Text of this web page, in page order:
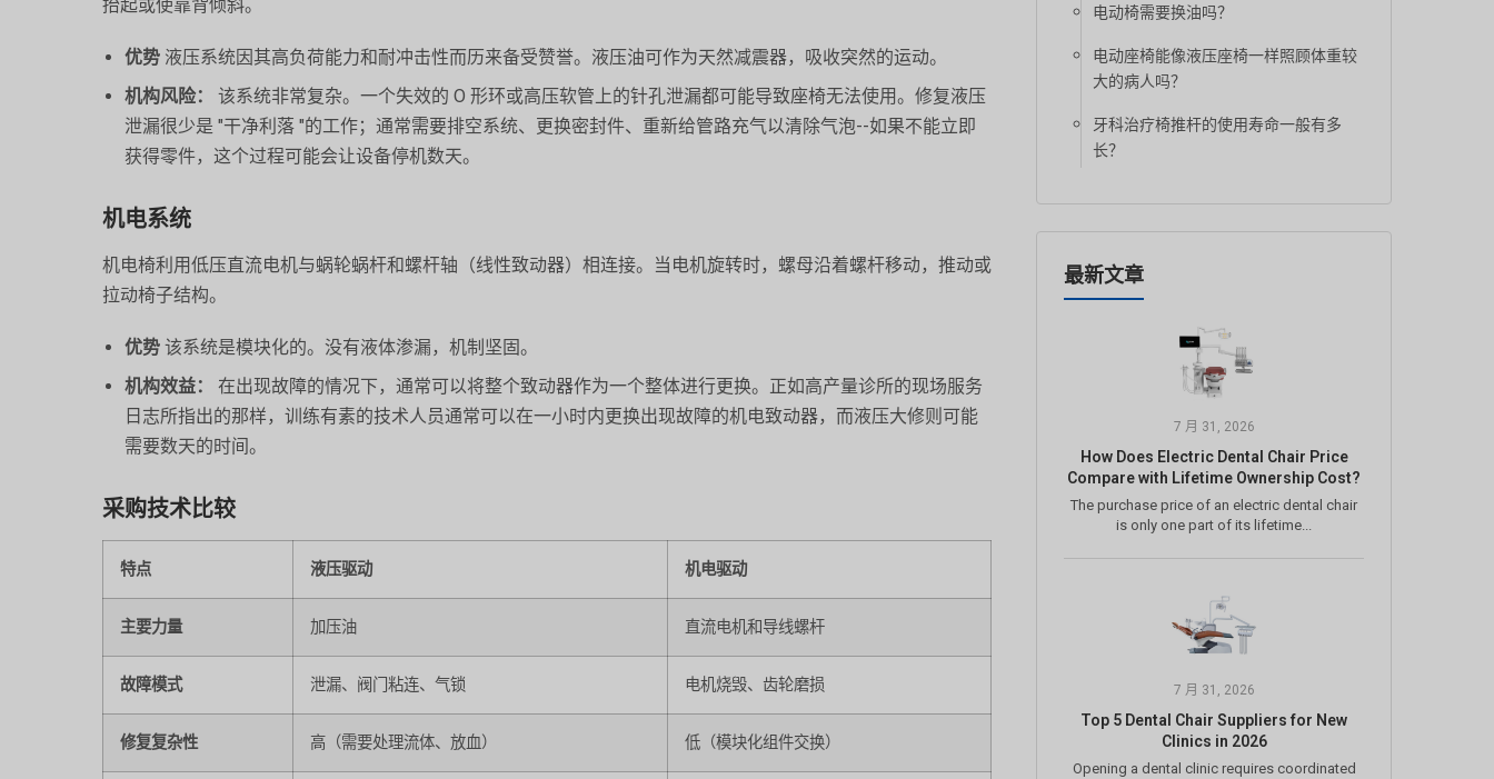
抬起或使靠背倾斜。
优势 液压系统因其高负荷能力和耐冲击性而历来备受赞誉。液压油可作为天然减震器，吸收突然的运动。
机构风险：
该系统非常复杂。一个失效的 O 形环或高压软管上的针孔泄漏都可能导致座椅无法使用。修复液压
泄漏很少是 "干净利落 "的工作；通常需要排空系统、更换密封件、重新给管路充气以清除气泡--如果不能立即
获得零件，这个过程可能会让设备停机数天。
机电系统
机电椅利用低压直流电机与蜗轮蜗杆和螺杆轴（线性致动器）相连接。当电机旋转时，螺母沿着螺杆移动，推动或
拉动椅子结构。
优势 该系统是模块化的。没有液体渗漏，机制坚固。
机构效益：
在出现故障的情况下，通常可以将整个致动器作为一个整体进行更换。正如高产量诊所的现场服务
日志所指出的那样，训练有素的技术人员通常可以在一小时内更换出现故障的机电致动器，而液压大修则可能
需要数天的时间。
采购技术比较
特点 液压驱动 机电驱动
主要力量 加压油 直流电机和导线螺杆
故障模式 泄漏、阀门粘连、气锁 电机烧毁、齿轮磨损
修复复杂性 高（需要处理流体、放血） 低（模块化组件交换）
电动椅需要换油吗？
电动座椅能像液压座椅一样照顾体重较
大的病人吗？
牙科治疗椅推杆的使用寿命一般有多
长？
最新文章
7 月 31, 2026
How Does Electric Dental Chair Price
Compare with Lifetime Ownership Cost?
The purchase price of an electric dental chair
is only one part of its lifetime...
7 月 31, 2026
Top 5 Dental Chair Suppliers for New
Clinics in 2026
Opening a dental clinic requires coordinated